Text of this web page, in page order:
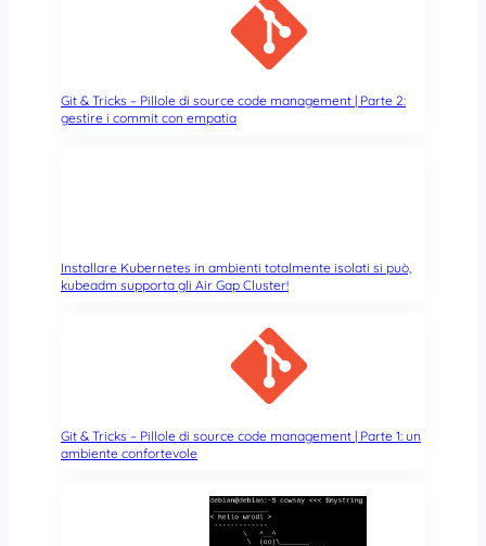
Git & Tricks – Pillole di source code management | Parte 2:
gestire i commit con empatia
Installare Kubernetes in ambienti totalmente isolati si può,
kubeadm supporta gli Air Gap Cluster!
Git & Tricks – Pillole di source code management | Parte 1: un
ambiente confortevole